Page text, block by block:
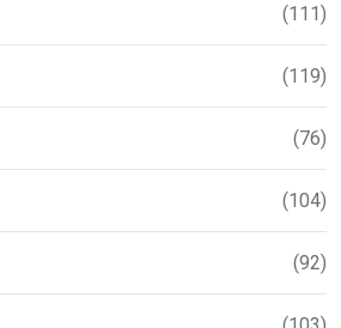
(111)
(119)
(76)
(104)
(92)